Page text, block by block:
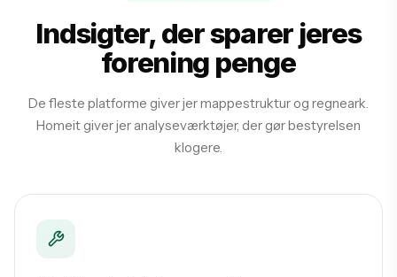
Indsigter, der sparer jeres
forening penge
De fleste platforme giver jer mappestruktur og regneark.
Homeit giver jer analyseværktøjer, der gør bestyrelsen
klogere.